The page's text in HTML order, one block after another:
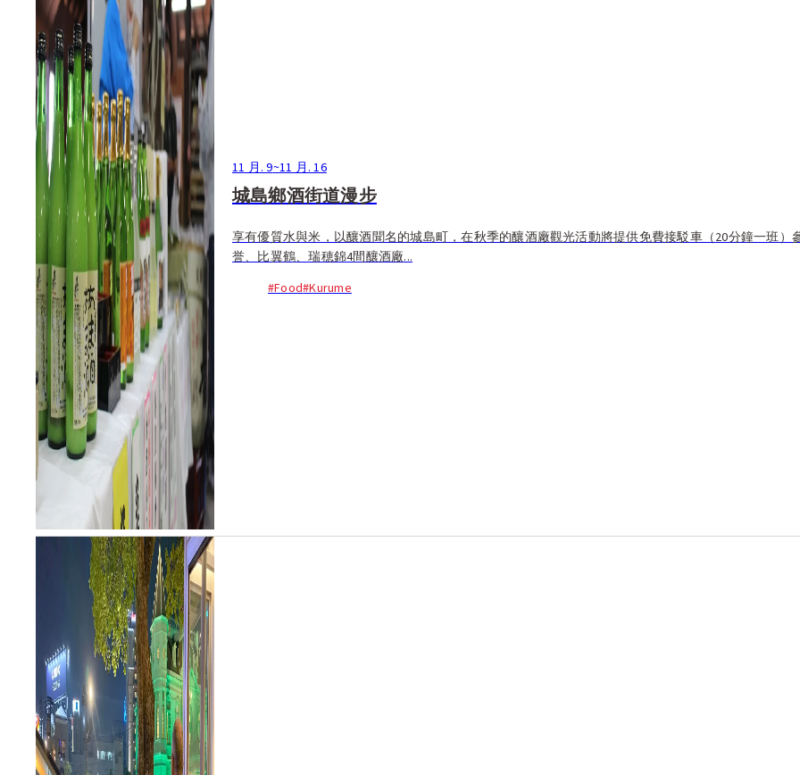
11 月. 9~11 月. 16
城島鄉酒街道漫步
享有優質水與米，以釀酒聞名的城島町，在秋季的釀酒廠觀光活動將提供免費接駁車（20分鐘一班）
誉、比翼鶴、瑞穂錦4間釀酒廠...
#Food#Kurume